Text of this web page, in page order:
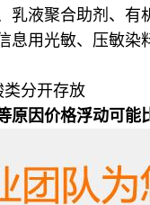
乳液聚合助剂、
息用光敏、压敏染
类分开存放
原因价格浮动可能